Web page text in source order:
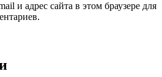
и адрес сайта в этом браузере для